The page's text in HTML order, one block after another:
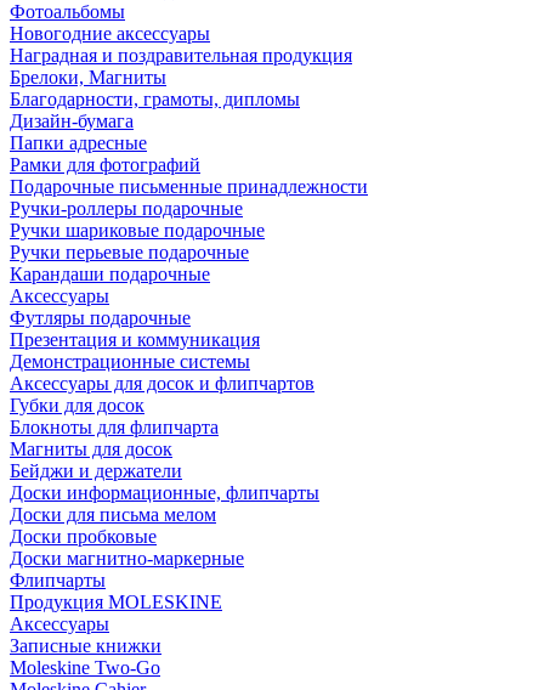
Фотоальбомы
Новогодние аксессуары
Наградная и поздравительная продукция
Брелоки, Магниты
Благодарности, грамоты, дипломы
Дизайн-бумага
Папки адресные
Рамки для фотографий
Подарочные письменные принадлежности
Ручки-роллеры подарочные
Ручки шариковые подарочные
Ручки перьевые подарочные
Карандаши подарочные
Аксессуары
Футляры подарочные
Презентация и коммуникация
Демонстрационные системы
Аксессуары для досок и флипчартов
Губки для досок
Блокноты для флипчарта
Магниты для досок
Бейджи и держатели
Доски информационные, флипчарты
Доски для письма мелом
Доски пробковые
Доски магнитно-маркерные
Флипчарты
Продукция MOLESKINE
Аксессуары
Записные книжки
Moleskine Two-Go